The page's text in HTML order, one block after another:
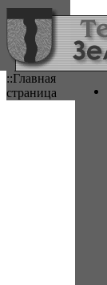
::Главная
страница